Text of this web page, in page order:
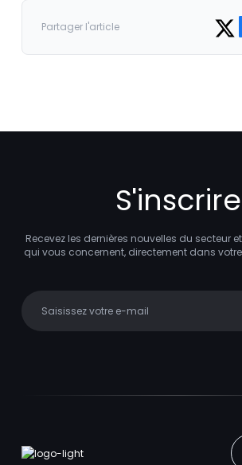
Partager l'article
S'inscrire
Recevez les dernières nouvelles du secteur
qui vous concernent, directement dans